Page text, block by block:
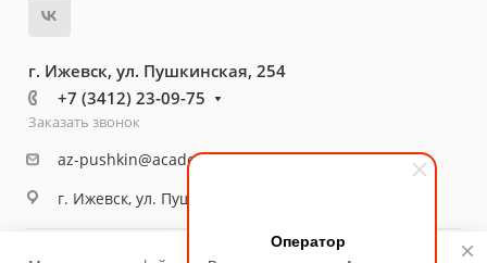
Оператор
г. Ижевск, ул. Пушкинская, 254
+7 (3412) 23-09-75
Заказать звонок
az-pushkin@academ18.ru
г. Ижевск, ул. Пушкинская, 254
© 2026 Медицинский центр «Академия здоровья»